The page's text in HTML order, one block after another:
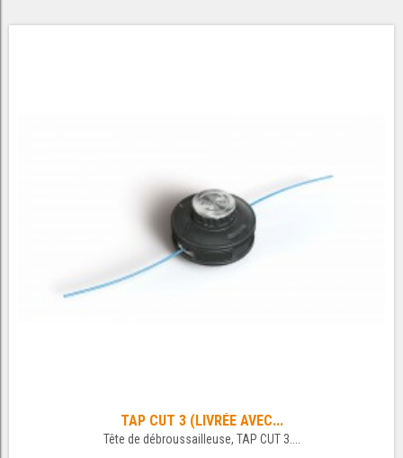
TAP CUT 3 (LIVRÉE AVEC...
Tête de débroussailleuse, TAP CUT 3....